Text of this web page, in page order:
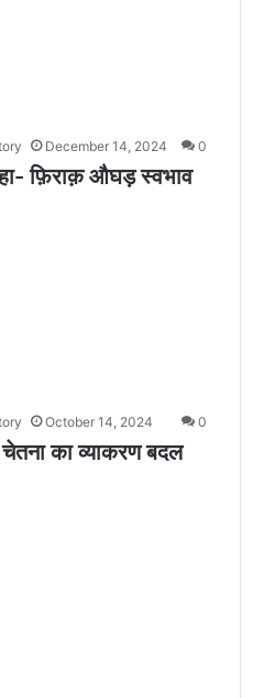
December 14, 2024 0
फ़िराक़ औघड़ स्वभाव
October 14, 2024 0
का व्याकरण बदल